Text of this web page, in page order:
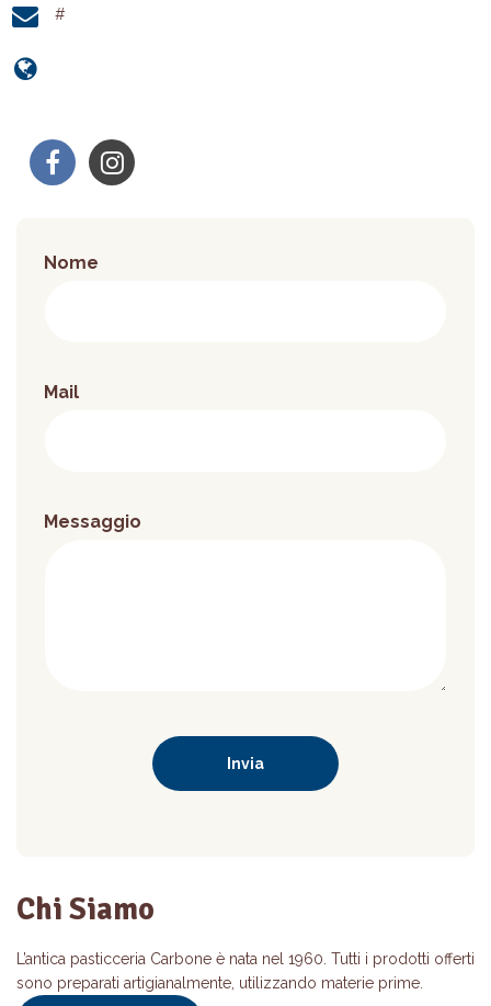
#
Nome
Mail
Messaggio
Chi Siamo
L’antica pasticceria Carbone è nata nel 1960. Tutti i prodotti offerti
sono preparati artigianalmente, utilizzando materie prime.